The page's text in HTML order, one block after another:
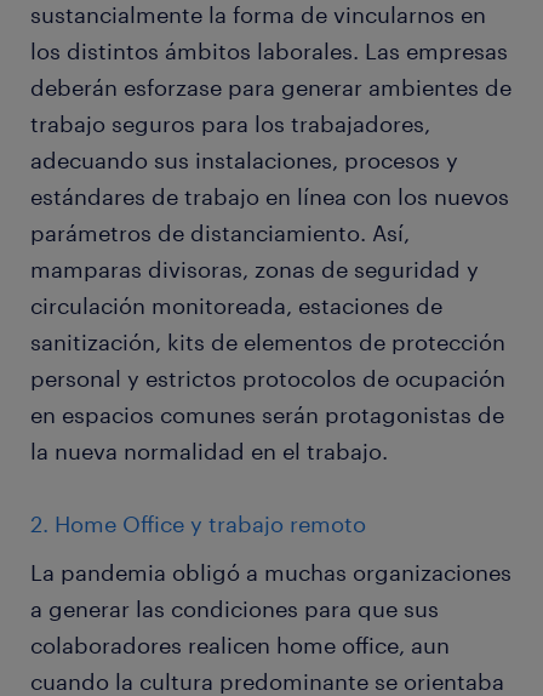
sustancialmente la forma de vincularnos en
los distintos ámbitos laborales. Las empresas
deberán esforzase para generar ambientes de
trabajo seguros para los trabajadores,
adecuando sus instalaciones, procesos y
estándares de trabajo en línea con los nuevos
parámetros de distanciamiento. Así,
mamparas divisoras, zonas de seguridad y
circulación monitoreada, estaciones de
sanitización, kits de elementos de protección
personal y estrictos protocolos de ocupación
en espacios comunes serán protagonistas de
la nueva normalidad en el trabajo.
2. Home Office y trabajo remoto
La pandemia obligó a muchas organizaciones
a generar las condiciones para que sus
colaboradores realicen home office, aun
cuando la cultura predominante se orientaba